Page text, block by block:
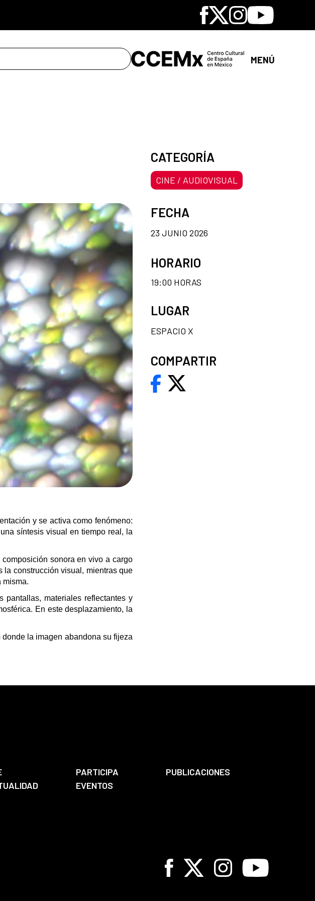
Facebook
X Instagram
Youtube
MENÚ
y se activa como fenómeno:
síntesis visual en tiempo real, la
sonora en vivo a cargo
construcción visual, mientras que
misma.
pantallas, materiales reflectantes y
En este desplazamiento, la
la imagen abandona su fijeza
CATEGORÍA
CINE / AUDIOVISUAL
FECHA
23 JUNIO 2026
HORARIO
19:00 HORAS
LUGAR
ESPACIO X
COMPARTIR
PARTICIPA
PUBLICACIONES
EVENTOS
Facebook
X InstagramYoutube